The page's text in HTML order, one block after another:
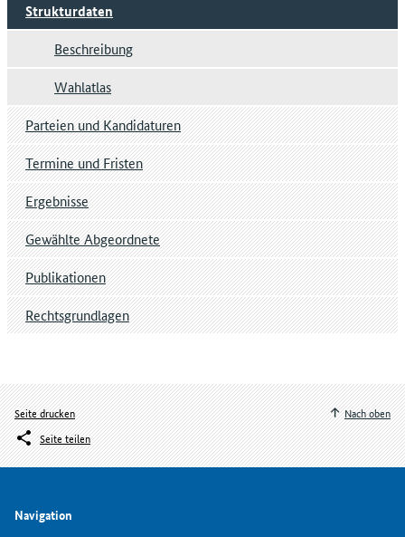
Strukturdaten
Beschreibung
Wahlatlas
Parteien und Kandidaturen
Termine und Fristen
Ergebnisse
Gewählte Abgeordnete
Publikationen
Rechtsgrundlagen
Seite drucken
Seite teilen
Nach oben
Navigation